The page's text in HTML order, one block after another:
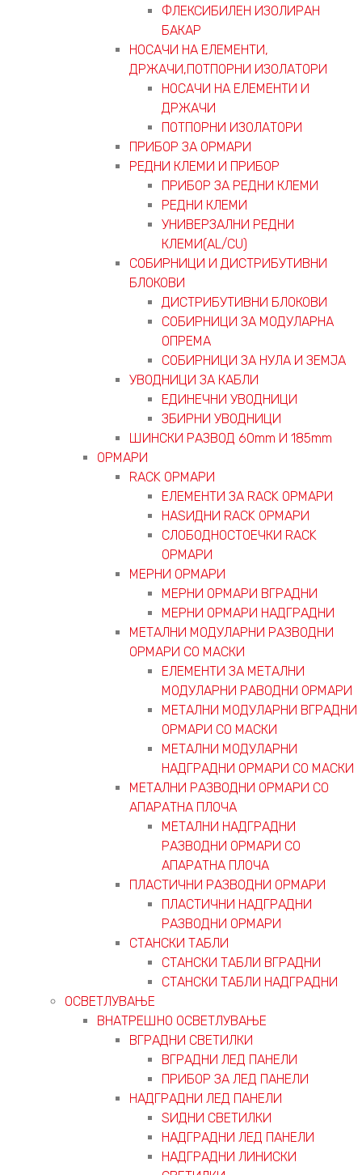
ФЛЕКСИБИЛЕН ИЗОЛИРАН
БАКАР
НОСАЧИ НА ЕЛЕМЕНТИ,
ДРЖАЧИ,ПОТПОРНИ ИЗОЛАТОРИ
НОСАЧИ НА ЕЛЕМЕНТИ И
ДРЖАЧИ
ПОТПОРНИ ИЗОЛАТОРИ
ПРИБОР ЗА ОРМАРИ
РЕДНИ КЛЕМИ И ПРИБОР
ПРИБОР ЗА РЕДНИ КЛЕМИ
РЕДНИ КЛЕМИ
УНИВЕРЗАЛНИ РЕДНИ
КЛЕМИ(AL/CU)
СОБИРНИЦИ И ДИСТРИБУТИВНИ
БЛОКОВИ
ДИСТРИБУТИВНИ БЛОКОВИ
СОБИРНИЦИ ЗА МОДУЛАРНА
ОПРЕМА
СОБИРНИЦИ ЗА НУЛА И ЗЕМЈА
УВОДНИЦИ ЗА КАБЛИ
ЕДИНЕЧНИ УВОДНИЦИ
ЗБИРНИ УВОДНИЦИ
ШИНСКИ РАЗВОД 60mm И 185mm
ОРМАРИ
RACK ОРМАРИ
ЕЛЕМЕНТИ ЗА RACK ОРМАРИ
НАЅИДНИ RACK ОРМАРИ
СЛОБОДНОСТОЕЧКИ RACK
ОРМАРИ
МЕРНИ ОРМАРИ
МЕРНИ ОРМАРИ ВГРАДНИ
МЕРНИ ОРМАРИ НАДГРАДНИ
МЕТАЛНИ МОДУЛАРНИ РАЗВОДНИ
ОРМАРИ СО МАСКИ
ЕЛЕМЕНТИ ЗА МЕТАЛНИ
МОДУЛАРНИ РАВОДНИ ОРМАРИ
МЕТАЛНИ МОДУЛАРНИ ВГРАДНИ
ОРМАРИ СО МАСКИ
МЕТАЛНИ МОДУЛАРНИ
НАДГРАДНИ ОРМАРИ СО МАСКИ
МЕТАЛНИ РАЗВОДНИ ОРМАРИ СО
АПАРАТНА ПЛОЧА
МЕТАЛНИ НАДГРАДНИ
РАЗВОДНИ ОРМАРИ СО
АПАРАТНА ПЛОЧА
ПЛАСТИЧНИ РАЗВОДНИ ОРМАРИ
ПЛАСТИЧНИ НАДГРАДНИ
РАЗВОДНИ ОРМАРИ
СТАНСКИ ТАБЛИ
СТАНСКИ ТАБЛИ ВГРАДНИ
СТАНСКИ ТАБЛИ НАДГРАДНИ
ОСВЕТЛУВАЊЕ
ВНАТРЕШНО ОСВЕТЛУВАЊЕ
ВГРАДНИ СВЕТИЛКИ
ВГРАДНИ ЛЕД ПАНЕЛИ
ПРИБОР ЗА ЛЕД ПАНЕЛИ
НАДГРАДНИ ЛЕД ПАНЕЛИ
ЅИДНИ СВЕТИЛКИ
НАДГРАДНИ ЛЕД ПАНЕЛИ
НАДГРАДНИ ЛИНИСКИ